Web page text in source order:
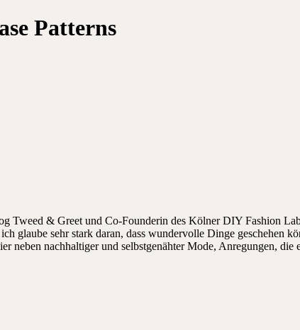
Patterns
& Greet und Co-Founderin des Kölner DIY Fashion
sehr stark daran, dass wundervolle Dinge geschehen
nachhaltiger und selbstgenähter Mode, Anregungen,